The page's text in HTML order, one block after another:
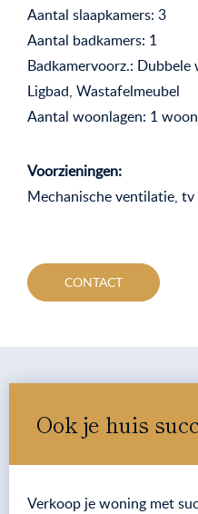
Aantal slaapkamers: 3
Aantal badkamers: 1
Badkamervoorz.:
Ligbad, Wastafelmeubel
Aantal woonlagen: 1
Voorzieningen:
Mechanische ventilatie,
CONTACT
Ook je huis
Verkoop je woning met